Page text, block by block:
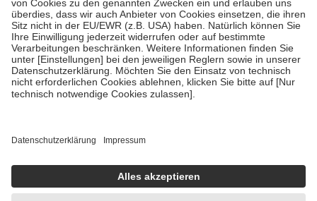
• Kindern und Jugendlichen bis zum vollendeten 18. Lebensjahr
mit Ausnahme der Fahrkosten
• Untersuchungen zur Vorsorge und Früherkennung, die von der
GKV getragen werden
• empfohlenen Schutzimpfungen
• Harn- und Blutteststreifen
getroffen, um sicherzustellen, dass es sich um echte Bewertungen
https://help.etrusted.com/hc/de/articles/4419944605341
Einige Bilder und Inhalte wurden unter Zuhilfenahme künstlicher